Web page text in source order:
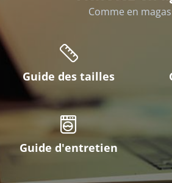
Comme en
Guide des tailles
Guide d'entretien